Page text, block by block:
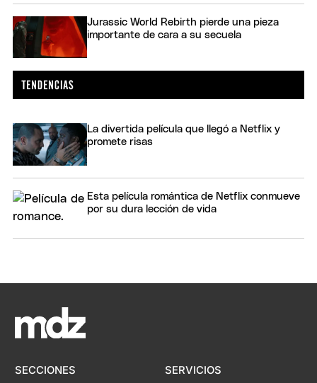
Jurassic World Rebirth pierde una pieza
importante de cara a su secuela
La divertida película que llegó a Netflix y
promete risas
Esta película romántica de Netflix conmueve
por su dura lección de vida
SECCIONES SERVICIOS